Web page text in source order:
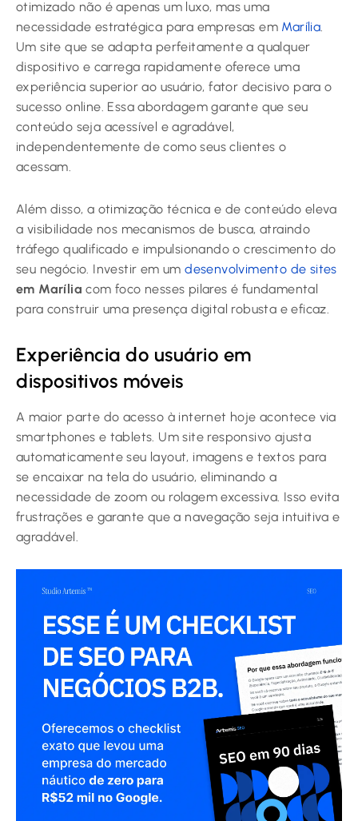
otimizado não é apenas um luxo, mas uma
necessidade estratégica para empresas em Marília
Um site que se adapta perfeitamente a qualquer
dispositivo e carrega rapidamente oferece uma
experiência superior ao usuário, fator decisivo para o
sucesso online. Essa abordagem garante que seu
conteúdo seja acessível e agradável,
independentemente de como seus clientes o
acessam.
Além disso, a otimização técnica e de conteúdo eleva
a visibilidade nos mecanismos de busca, atraindo
tráfego qualificado e impulsionando o crescimento do
seu negócio. Investir em umdesenvolvimento de sites
em Marília com foco nesses pilares é fundamental
para construir uma presença digital robusta e eficaz.
Experiência do usuário em
dispositivos móveis
A maior parte do acesso à internet hoje acontece via
smartphones e tablets. Um site responsivo ajusta
automaticamente seu layout, imagens e textos para
se encaixar na tela do usuário, eliminando a
necessidade de zoom ou rolagem excessiva. Isso evita
frustrações e garante que a navegação seja intuitiva e
agradável.